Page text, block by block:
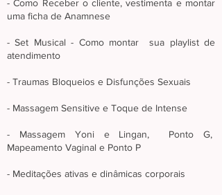
-Como Receber o cliente, vestimenta e montar
uma ficha de Anamnese
- Set Musical - Como montar sua playlist de
atendimento
- Traumas Bloqueios e Disfunções Sexuais
- Massagem Sensitive e Toque de Intense
- Massagem Yoni e Lingan, Ponto G,
Mapeamento Vaginal e Ponto P
- Meditações ativas e dinâmicas corporais